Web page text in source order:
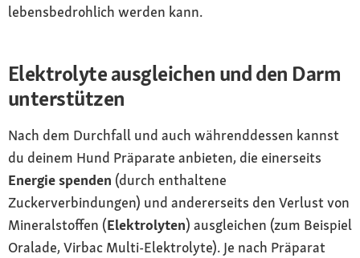
lebensbedrohlich werden kann.
Elektrolyte ausgleichen und den Darm
unterstützen
Nach dem Durchfall und auch währenddessen kannst
du deinem Hund Präparate anbieten, die einerseits
Energie spenden (durch enthaltene
Zuckerverbindungen) und andererseits den Verlust von
Mineralstoffen (Elektrolyten) ausgleichen (zum Beispiel
Oralade, Virbac Multi-Elektrolyte). Je nach Präparat